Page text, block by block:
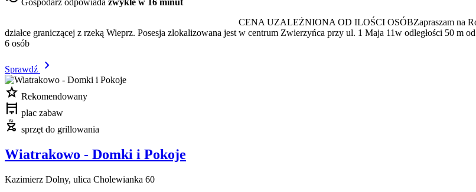
CENA UZALEŻNIONA OD ILOŚCI OSÓBZapraszam na Roztoczeiproponuję
działce graniczącej z rzeką Wieprz. Posesja zlokalizowana jest w centrum Zwierzyńca przy ul. 1 Maja 11w odległości 50
6 osób
Sprawdź
chevron_right
star Rekomendowany
pergola plac zabaw
outdoor_grill sprzęt do grillowania
Wiatrakowo - Domki i Pokoje
Kazimierz Dolny, ulica Cholewianka 60